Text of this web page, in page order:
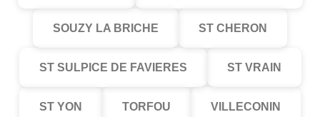
SOUZY LA BRICHE ST CHERON
ST SULPICE DE FAVIERES ST VRAIN
ST YON TORFOU VILLECONIN